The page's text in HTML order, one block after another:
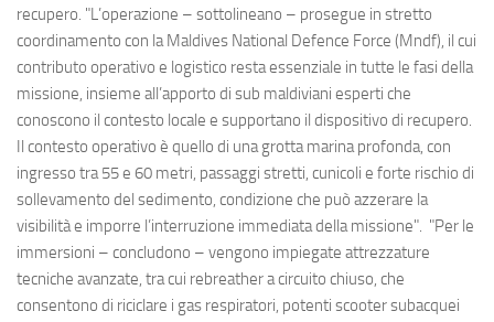
recupero. "L’operazione – sottolineano – prosegue in stretto
coordinamento con la Maldives National Defence Force (Mndf), il cui
contributo operativo e logistico resta essenziale in tutte le fasi della
missione, insieme all’apporto di sub maldiviani esperti che
conoscono il contesto locale e supportano il dispositivo di recupero.
Il contesto operativo è quello di una grotta marina profonda, con
ingresso tra 55 e 60 metri, passaggi stretti, cunicoli e forte rischio di
sollevamento del sedimento, condizione che può azzerare la
visibilità e imporre l’interruzione immediata della missione". "Per le
immersioni – concludono – vengono impiegate attrezzature
tecniche avanzate, tra cui rebreather a circuito chiuso, che
consentono di riciclare i gas respiratori, potenti scooter subacquei